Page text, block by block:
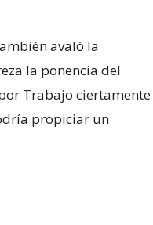
avaló la
la ponencia del
Trabajo ciertamente
propiciar un